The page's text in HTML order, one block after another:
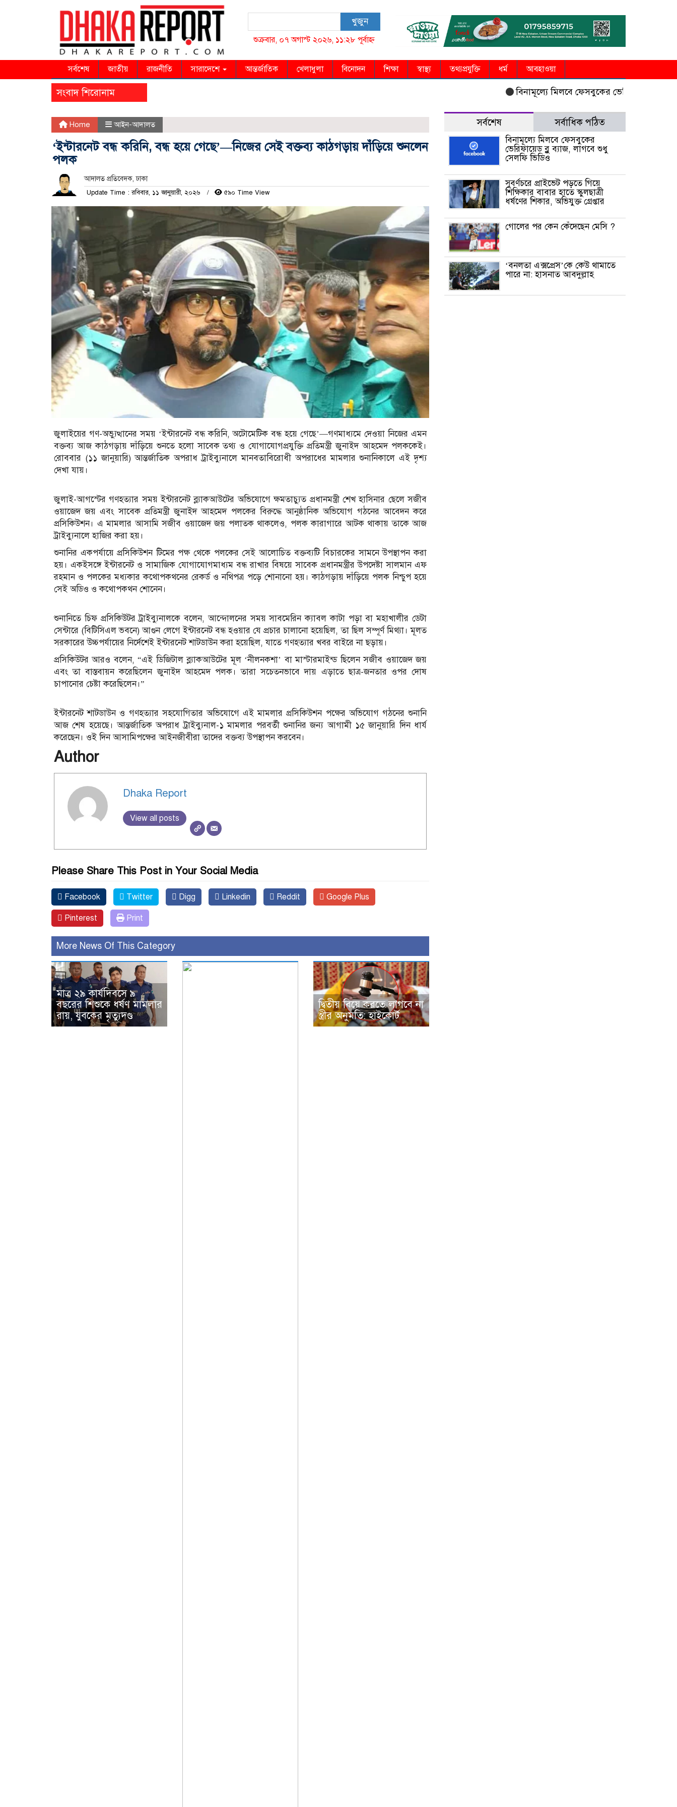
খুজুন
শুক্রবার, ০৭ অগাস্ট ২০২৬, ১১:২৮ পূর্বাহ্ন
সর্বশেষ জাতীয় রাজনীতি সারাদেশে আন্তর্জাতিক খেলাধুলা বিনোদন শিক্ষা স্বাস্থ্য তথ্যপ্রযুক্তি ধর্ম আবহাওয়া
সংবাদ শিরোনাম বিনামূল্যে মিলবে ফেসবুকের ভেরিফায়েড ব্লু ব্যাজ,
Home আইন-আদালত
‘ইন্টারনেট বন্ধ করিনি, বন্ধ হয়ে গেছে’—নিজের সেই বক্তব্য কাঠগড়ায় দাঁড়িয়ে শুনলেন
পলক
আদালত প্রতিবেদক, ঢাকা
Update Time : রবিবার, ১১ জানুয়ারী, ২০২৬ ৫৯০ Time View
জুলাইয়ের গণ-অভ্যুত্থানের সময় ‘ইন্টারনেট বন্ধ করিনি, অটোমেটিক বন্ধ হয়ে গেছে’—গণমাধ্যমে দেওয়া নিজের এমন
বক্তব্য আজ কাঠগড়ায় দাঁড়িয়ে শুনতে হলো সাবেক তথ্য ও যোগাযোগপ্রযুক্তি প্রতিমন্ত্রী জুনাইদ আহমেদ পলককেই।
রোববার (১১ জানুয়ারি) আন্তর্জাতিক অপরাধ ট্রাইব্যুনালে মানবতাবিরোধী অপরাধের মামলার শুনানিকালে এই দৃশ্য
দেখা যায়।
জুলাই-আগস্টের গণহত্যার সময় ইন্টারনেট ব্ল্যাকআউটের অভিযোগে ক্ষমতাচ্যুত প্রধানমন্ত্রী শেখ হাসিনার ছেলে সজীব
ওয়াজেদ জয় এবং সাবেক প্রতিমন্ত্রী জুনাইদ আহমেদ পলকের বিরুদ্ধে আনুষ্ঠানিক অভিযোগ গঠনের আবেদন করে
প্রসিকিউশন। এ মামলার আসামি সজীব ওয়াজেদ জয় পলাতক থাকলেও, পলক কারাগারে আটক থাকায় তাকে আজ
ট্রাইব্যুনালে হাজির করা হয়।
শুনানির একপর্যায়ে প্রসিকিউশন টিমের পক্ষ থেকে পলকের সেই আলোচিত বক্তব্যটি বিচারকের সামনে উপস্থাপন করা
হয়। একইসঙ্গে ইন্টারনেট ও সামাজিক যোগাযোগমাধ্যম বন্ধ রাখার বিষয়ে সাবেক প্রধানমন্ত্রীর উপদেষ্টা সালমান এফ
রহমান ও পলকের মধ্যকার কথোপকথনের রেকর্ড ও নথিপত্র পড়ে শোনানো হয়। কাঠগড়ায় দাঁড়িয়ে পলক নিশ্চুপ হয়ে
সেই অডিও ও কথোপকথন শোনেন।
শুনানিতে চিফ প্রসিকিউটর ট্রাইব্যুনালকে বলেন, আন্দোলনের সময় সাবমেরিন ক্যাবল কাটা পড়া বা মহাখালীর ডেটা
সেন্টারে (বিটিসিএল ভবনে) আগুন লেগে ইন্টারনেট বন্ধ হওয়ার যে প্রচার চালানো হয়েছিল, তা ছিল সম্পূর্ণ মিথ্যা। মূলত
সরকারের উচ্চপর্যায়ের নির্দেশেই ইন্টারনেট শাটডাউন করা হয়েছিল, যাতে গণহত্যার খবর বাইরে না ছড়ায়।
প্রসিকিউটর আরও বলেন, “এই ডিজিটাল ব্ল্যাকআউটের মূল ‘নীলনকশা’ বা মাস্টারমাইন্ড ছিলেন সজীব ওয়াজেদ জয়
এবং তা বাস্তবায়ন করেছিলেন জুনাইদ আহমেদ পলক। তারা সচেতনভাবে দায় এড়াতে ছাত্র-জনতার ওপর দোষ
চাপানোর চেষ্টা করেছিলেন।”
ইন্টারনেট শাটডাউন ও গণহত্যার সহযোগিতার অভিযোগে এই মামলার প্রসিকিউশন পক্ষের অভিযোগ গঠনের শুনানি
আজ শেষ হয়েছে। আন্তর্জাতিক অপরাধ ট্রাইব্যুনাল-১ মামলার পরবর্তী শুনানির জন্য আগামী ১৫ জানুয়ারি দিন ধার্য
করেছেন। ওই দিন আসামিপক্ষের আইনজীবীরা তাদের বক্তব্য উপস্থাপন করবেন।
Author
Dhaka Report
View all posts
Please Share This Post in Your Social Media
Facebook Twitter Digg Linkedin Reddit Google Plus
Pinterest Print
More News Of This Category
মাত্র ২৯ কার্যদিবসে ৯
বছরের শিশুকে ধর্ষণ মামলার
রায়, যুবকের মৃত্যুদণ্ড
দ্বিতীয় বিয়ে করতে লাগবে না
স্ত্রীর অনুমতি: হাইকোর্ট
সর্বশেষ সর্বাধিক পঠিত
বিনামূল্যে মিলবে ফেসবুকের
ভেরিফায়েড ব্লু ব্যাজ, লাগবে শুধু
সেলফি ভিডিও
সুবর্ণচরে প্রাইভেট পড়তে গিয়ে
শিক্ষিকার বাবার হাতে স্কুলছাত্রী
ধর্ষণের শিকার, অভিযুক্ত গ্রেপ্তার
গোলের পর কেন কেঁদেছেন মেসি ?
‘বনলতা এক্সপ্রেস’কে কেউ থামাতে
পারে না: হাসনাত আবদুল্লাহ